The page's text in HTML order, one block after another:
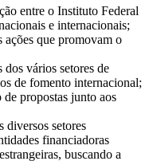
entre o Instituto Federal
e internacionais;
ações que promovam o
vários setores de
de fomento internacional;
propostas junto aos
diversos setores
financiadoras
buscando a